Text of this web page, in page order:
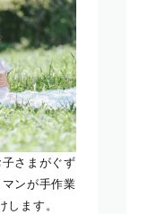
さまがぐず
ンが手作業
します。